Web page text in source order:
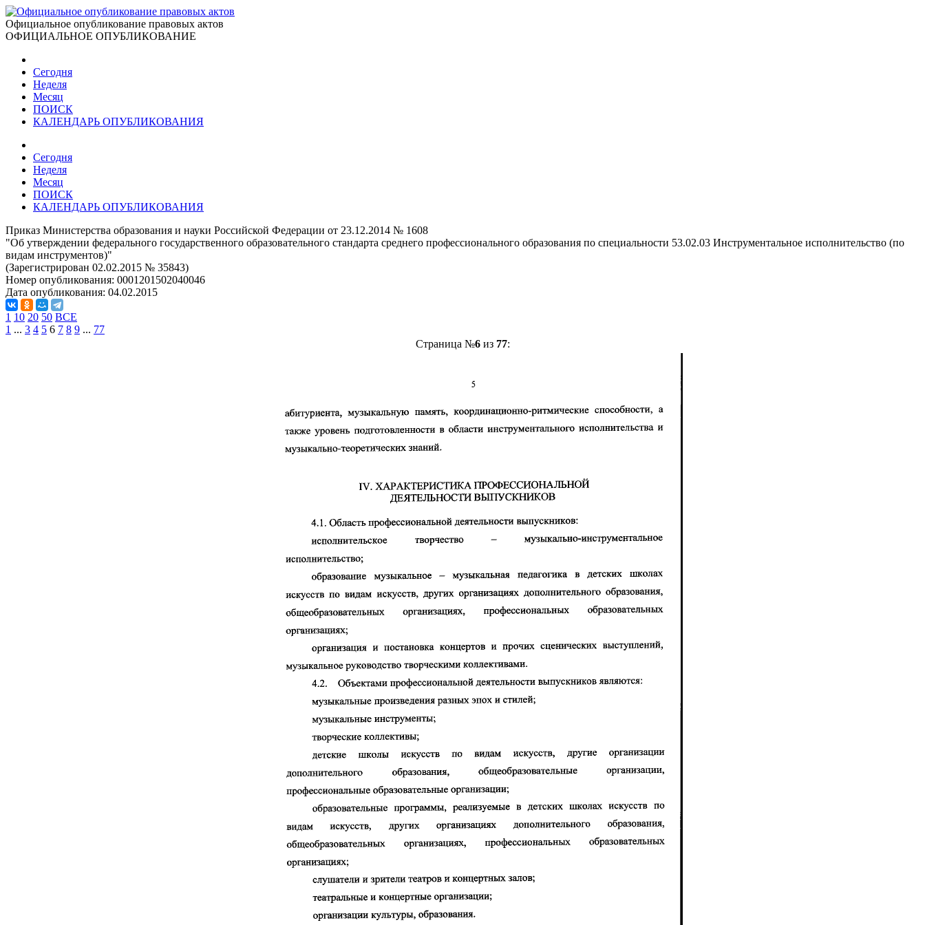
Официальное опубликование правовых актов
ОФИЦИАЛЬНОЕ ОПУБЛИКОВАНИЕ
Сегодня
Неделя
Месяц
ПОИСК
КАЛЕНДАРЬ ОПУБЛИКОВАНИЯ
Сегодня
Неделя
Месяц
ПОИСК
КАЛЕНДАРЬ ОПУБЛИКОВАНИЯ
Приказ Министерства образования и науки Российской Федерации от 23.12.2014 № 1608
"Об утверждении федерального государственного образовательного стандарта среднего профессионального образования по специальности 53.02.03 Инструментальное исполнительство (по
видам инструментов)"
(Зарегистрирован 02.02.2015 № 35843)
Номер опубликования: 0001201502040046
Дата опубликования: 04.02.2015
1 10 20 50 ВСЕ
1 ... 3 4 5 6 7 8 9 ... 77
Страница №6из 77: